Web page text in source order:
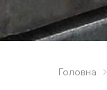
Головна